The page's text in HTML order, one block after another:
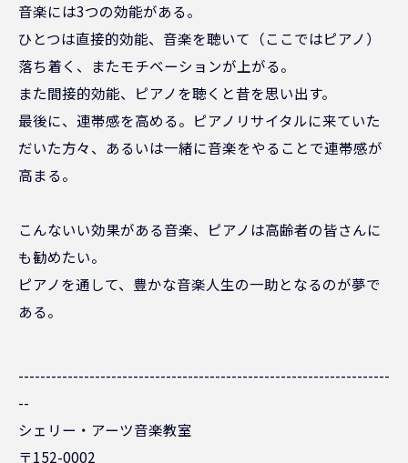
音楽には3つの効能がある。
ひとつは直接的効能、音楽を聴いて（ここではピアノ）
落ち着く、またモチベーションが上がる。
また間接的効能、ピアノを聴くと昔を思い出す。
最後に、連帯感を高める。ピアノリサイタルに来ていた
だいた方々、あるいは一緒に音楽をやることで連帯感が
高まる。
こんないい効果がある音楽、ピアノは高齢者の皆さんに
も勧めたい。
ピアノを通して、豊かな音楽人生の一助となるのが夢で
ある。
--------------------------------------------------------------------
--
シェリー・アーツ音楽教室
〒152-0002